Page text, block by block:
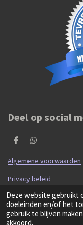
Deze website gebruikt
doeleinden en/of het
gebruik te blijven
akkoord.
Deel op social
D
l
e
D
l
e
Algemene voorwaarden
Privacy beleid
Powered by JouwWeb